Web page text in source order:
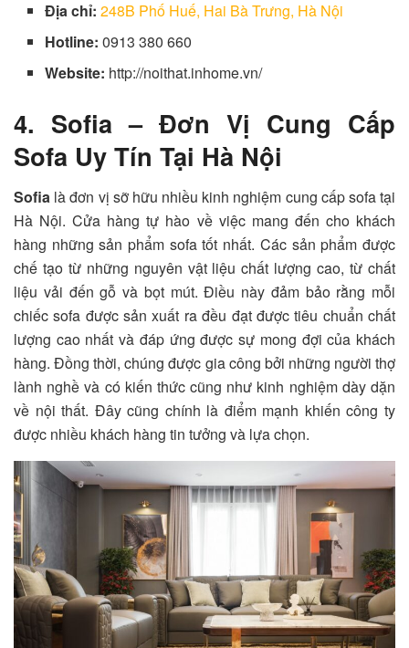
Địa chỉ: 248B Phố Huế, Hai Bà Trưng, Hà Nội
Hotline: 0913 380 660
Website: http://noithat.inhome.vn/
4. Sofia – Đơn Vị Cung Cấp
Sofa Uy Tín Tại Hà Nội
Sofia là đơn vị sỡ hữu nhiều kinh nghiệm cung cấp sofa tại
Hà Nội. Cửa hàng tự hào về việc mang đến cho khách
hàng những sản phẩm sofa tốt nhất. Các sản phẩm được
chế tạo từ những nguyên vật liệu chất lượng cao, từ chất
liệu vải đến gỗ và bọt mút. Điều này đảm bảo rằng mỗi
chiếc sofa được sản xuất ra đều đạt được tiêu chuẩn chất
lượng cao nhất và đáp ứng được sự mong đợi của khách
hàng. Đồng thời, chúng được gia công bởi những người thợ
lành nghề và có kiến thức cũng như kinh nghiệm dày dặn
về nội thất. Đây cũng chính là điểm mạnh khiến công ty
được nhiều khách hàng tin tưởng và lựa chọn.